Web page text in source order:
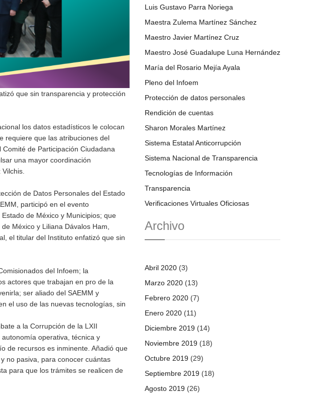
que sin transparencia y protección
los datos estadísticos le colocan
requiere que las atribuciones del
de Participación Ciudadana
una mayor coordinación
de Datos Personales del Estado
participó en el evento
de México y Municipios; que
México y Liliana Dávalos Ham,
el titular del Instituto enfatizó que sin
del Infoem; la
actores que trabajan en pro de la
ser aliado del SAEMM y
el uso de las nuevas tecnologías, sin
a la Corrupción de la LXII
operativa, técnica y
de recursos es inminente. Añadió que
no pasiva, para conocer cuántas
para que los trámites se realicen de
Luis Gustavo Parra Noriega
Maestra Zulema Martínez Sánchez
Maestro Javier Martínez Cruz
Maestro José Guadalupe Luna Hernández
María del Rosario Mejía Ayala
Pleno del Infoem
Protección de datos personales
Rendición de cuentas
Sharon Morales Martínez
Sistema Estatal Anticorrupción
Sistema Nacional de Transparencia
Tecnologías de Información
Transparencia
Verificaciones Virtuales Oficiosas
Archivo
Abril 2020 (3)
Marzo 2020 (13)
Febrero 2020 (7)
Enero 2020 (11)
Diciembre 2019 (14)
Noviembre 2019 (18)
Octubre 2019 (29)
Septiembre 2019 (18)
Agosto 2019 (26)